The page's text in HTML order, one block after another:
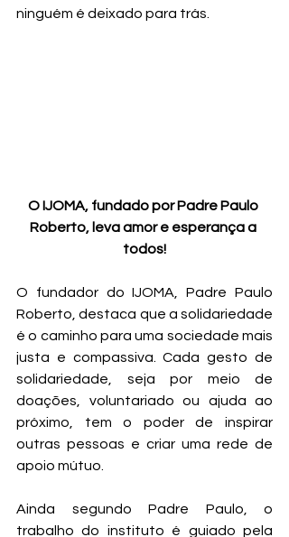
ninguém é deixado para trás.
O IJOMA, fundado por Padre Paulo
Roberto, leva amor e esperança a
todos!
O fundador do IJOMA, Padre Paulo
Roberto, destaca que a solidariedade
é o caminho para uma sociedade mais
justa e compassiva. Cada gesto de
solidariedade, seja por meio de
doações, voluntariado ou ajuda ao
próximo, tem o poder de inspirar
outras pessoas e criar uma rede de
apoio mútuo.
Ainda segundo Padre Paulo, o
trabalho do instituto é guiado pela